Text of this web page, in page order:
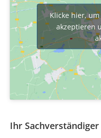
Klicke hier,
akzeptieren
Ihr Sachverständiger